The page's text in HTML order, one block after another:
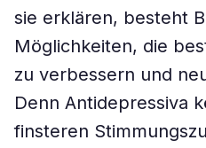
sie erklären, besteht
Möglichkeiten, die
zu verbessern und
Denn Antidepressiva
finsteren